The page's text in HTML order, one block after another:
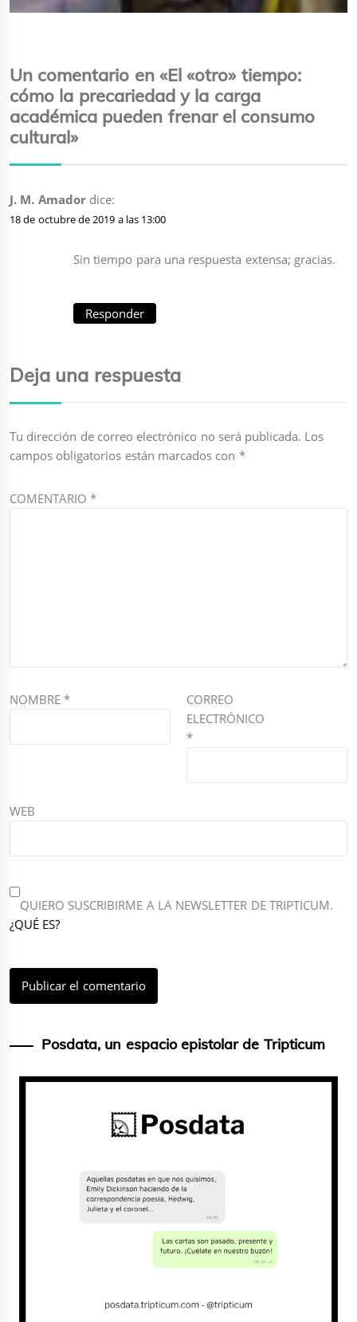
siguiente:
Un comentario en «El «otro» tiempo:
cómo la precariedad y la carga
académica pueden frenar el consumo
cultural»
J. M. Amador dice:
18 de octubre de 2019 a las 13:00
Sin tiempo para una respuesta extensa; gracias.
Responder
Deja una respuesta
Tu dirección de correo electrónico no será publicada. Los
campos obligatorios están marcados con *
COMENTARIO*
NOMBRE*
CORREO
ELECTRÓNICO
*
WEB
QUIERO SUSCRIBIRME A LA NEWSLETTER DE TRIPTICUM.
¿QUÉ ES?
Posdata, un espacio epistolar de Tripticum